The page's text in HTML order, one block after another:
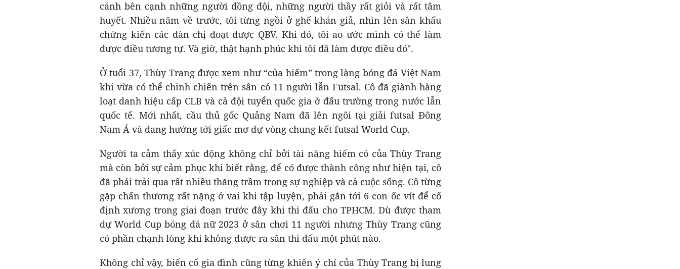
cánh bên cạnh những người đồng đội, những người thầy rất giỏi và rất tâm
huyết. Nhiều năm về trước, tôi từng ngồi ở ghế khán giả, nhìn lên sân khấu
chứng kiến các đàn chị đoạt được QBV. Khi đó, tôi ao ước mình có thể làm
được điều tương tự. Và giờ, thật hạnh phúc khi tôi đã làm được điều đó".
Ở tuổi 37, Thùy Trang được xem như “của hiếm” trong làng bóng đá Việt Nam
khi vừa có thể chinh chiến trên sân cỏ 11 người lẫn Futsal. Cô đã giành hàng
loạt danh hiệu cấp CLB và cả đội tuyển quốc gia ở đấu trường trong nước lẫn
quốc tế. Mới nhất, cầu thủ gốc Quảng Nam đã lên ngôi tại giải futsal Đông
Nam Á và đang hướng tới giấc mơ dự vòng chung kết futsal World Cup.
Người ta cảm thấy xúc động không chỉ bởi tài năng hiếm có của Thùy Trang
mà còn bởi sự cảm phục khi biết rằng, để có được thành công như hiện tại, cô
đã phải trải qua rất nhiều thăng trầm trong sự nghiệp và cả cuộc sống. Cô từng
gặp chấn thương rất nặng ở vai khi tập luyện, phải gắn tới 6 con ốc vít để cố
định xương trong giai đoạn trước đây khi thi đấu cho TPHCM. Dù được tham
dự World Cup bóng đá nữ 2023 ở sân chơi 11 người nhưng Thùy Trang cũng
có phần chạnh lòng khi không được ra sân thi đấu một phút nào.
Không chỉ vậy, biến cố gia đình cũng từng khiến ý chí của Thùy Trang bị lung